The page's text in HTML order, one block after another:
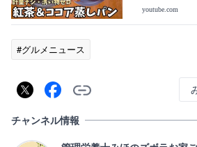
youtube.com
#グルメニュース
チャンネル情報